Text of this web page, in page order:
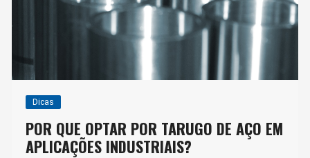
Dicas
POR QUE OPTAR POR TARUGO DE AÇO EM
APLICAÇÕES INDUSTRIAIS?